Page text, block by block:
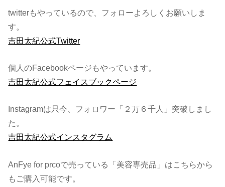
twitterもやっているので、フォローよろしくお願いしま
す。
吉田太紀公式Twitter
個人のFacebookページもやっています。
吉田太紀公式フェイスブックページ
Instagramは只今、フォロワー「２万６千人」突破しまし
た。
吉田太紀公式インスタグラム
AnFye for prcoで売っている「美容専売品」はこちらから
もご購入可能です。